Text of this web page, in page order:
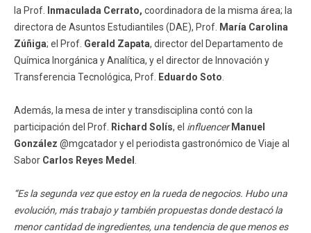
la Prof.
Inmaculada Cerrato, coordinadora de la misma área; la
directora de Asuntos Estudiantiles (DAE), Prof. María Carolina
Zúñiga; el Prof. Gerald Zapata, director del Departamento de
Química Inorgánica y Analítica, y el director de Innovación y
Transferencia Tecnológica, Prof. Eduardo Soto
Además, la mesa de inter y transdisciplina contó con la
participación del Prof. Richard Solís, el influencer Manuel
González @mgcatador y el periodista gastronómico de Viaje al
Sabor Carlos Reyes Medel
“Es la segunda vez que estoy en la rueda de negocios. Hubo una
evolución, más trabajo y también propuestas donde destacó la
menor cantidad de ingredientes, una tendencia de que menos es